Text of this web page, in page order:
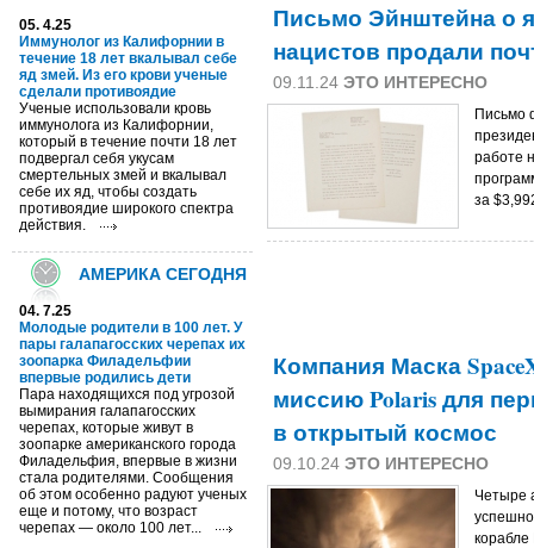
05. 4.25
Иммунолог из Калифорнии в
течение 18 лет вкалывал себе
яд змей. Из его крови ученые
сделали противоядие
Ученые использовали кровь
иммунолога из Калифорнии,
который в течение почти 18 лет
подвергал себя укусам
смертельных змей и вкалывал
себе их яд, чтобы создать
противоядие широкого спектра
действия.
АМЕРИКА СЕГОДНЯ
04. 7.25
Молодые родители в 100 лет. У
пары галапагосских черепах их
зоопарка Филадельфии
впервые родились дети
Пара находящихся под угрозой
вымирания галапагосских
черепах, которые живут в
зоопарке американского города
Филадельфия, впервые в жизни
стала родителями. Сообщения
об этом особенно радуют ученых
еще и потому, что возраст
черепах — около 100 лет...
Письмо Эйнштейна о
нацистов продали
09.11.24 ЭТО ИНТЕРЕСНО
Письмо
работе
за
Компания Маска
миссию Polaris для
в открытый космос
09.10.24 ЭТО ИНТЕРЕСНО
Четыре
корабле